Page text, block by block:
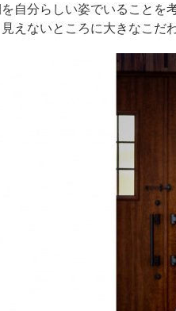
を自分らしい姿でいること
えないところに大きなこだ